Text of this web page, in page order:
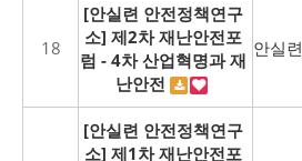
18
[안실련 안전정책연구
소] 제2차 재난안전포
럼 - 4차 산업혁명과 재
난안전
안실련
[안실련 안전정책연구
소] 제1차 재난안전포